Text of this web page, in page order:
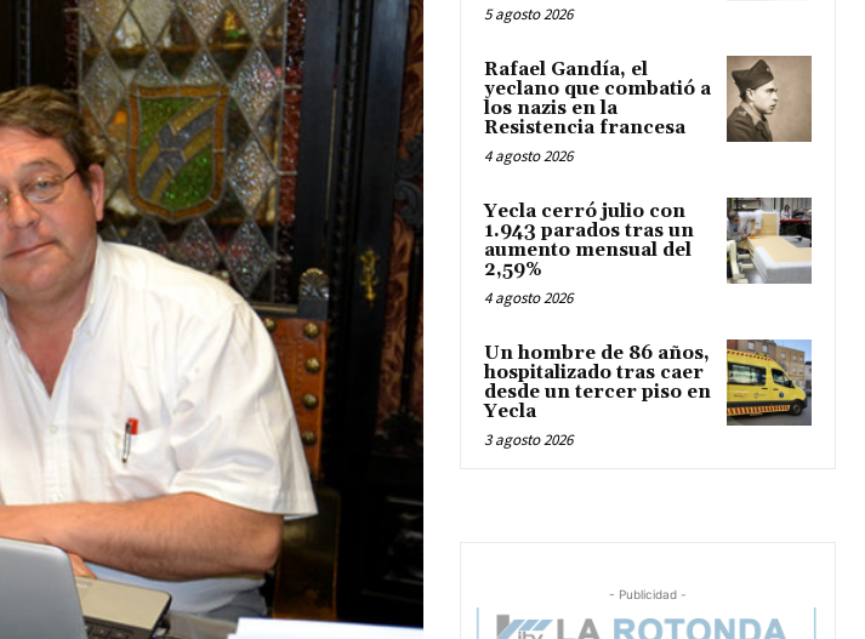
5 agosto 2026
Rafael Gandía, el
yeclano que combatió a
los nazis en la
Resistencia francesa
4 agosto 2026
Yecla cerró julio con
1.943 parados tras un
aumento mensual del
2,59%
4 agosto 2026
Un hombre de 86 años,
hospitalizado tras caer
desde un tercer piso en
Yecla
3 agosto 2026
- Publicidad -